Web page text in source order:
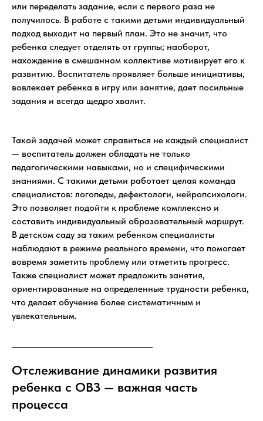
или переделать задание, если с первого раза не
получилось. В работе с такими детьми индивидуальный
подход выходит на первый план. Это не значит, что
ребенка следует отделять от группы; наоборот,
нахождение в смешанном коллективе мотивирует его к
развитию. Воспитатель проявляет больше инициативы,
вовлекает ребенка в игру или занятие, дает посильные
задания и всегда щедро хвалит.
Такой задачей может справиться не каждый специалист
— воспитатель должен обладать не только
педагогическими навыками, но и специфическими
знаниями. С такими детьми работает целая команда
специалистов: логопеды, дефектологи, нейропсихологи.
Это позволяет подойти к проблеме комплексно и
составить индивидуальный образовательный маршрут.
В детском саду за таким ребенком специалисты
наблюдают в режиме реального времени, что помогает
вовремя заметить проблему или отметить прогресс.
Также специалист может предложить занятия,
ориентированные на определенные трудности ребенка,
что делает обучение более систематичным и
увлекательным.
Отслеживание динамики развития
ребенка с ОВЗ — важная часть
процесса